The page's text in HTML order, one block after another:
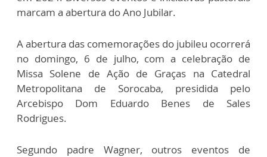
marcam a abertura do Ano Jubilar.
A abertura das comemorações do jubileu ocorrerá
no domingo, 6 de julho, com a celebração de
Missa Solene de Ação de Graças na Catedral
Metropolitana de Sorocaba, presidida pelo
Arcebispo Dom Eduardo Benes de Sales
Rodrigues.
Segundo padre Wagner, outros eventos de